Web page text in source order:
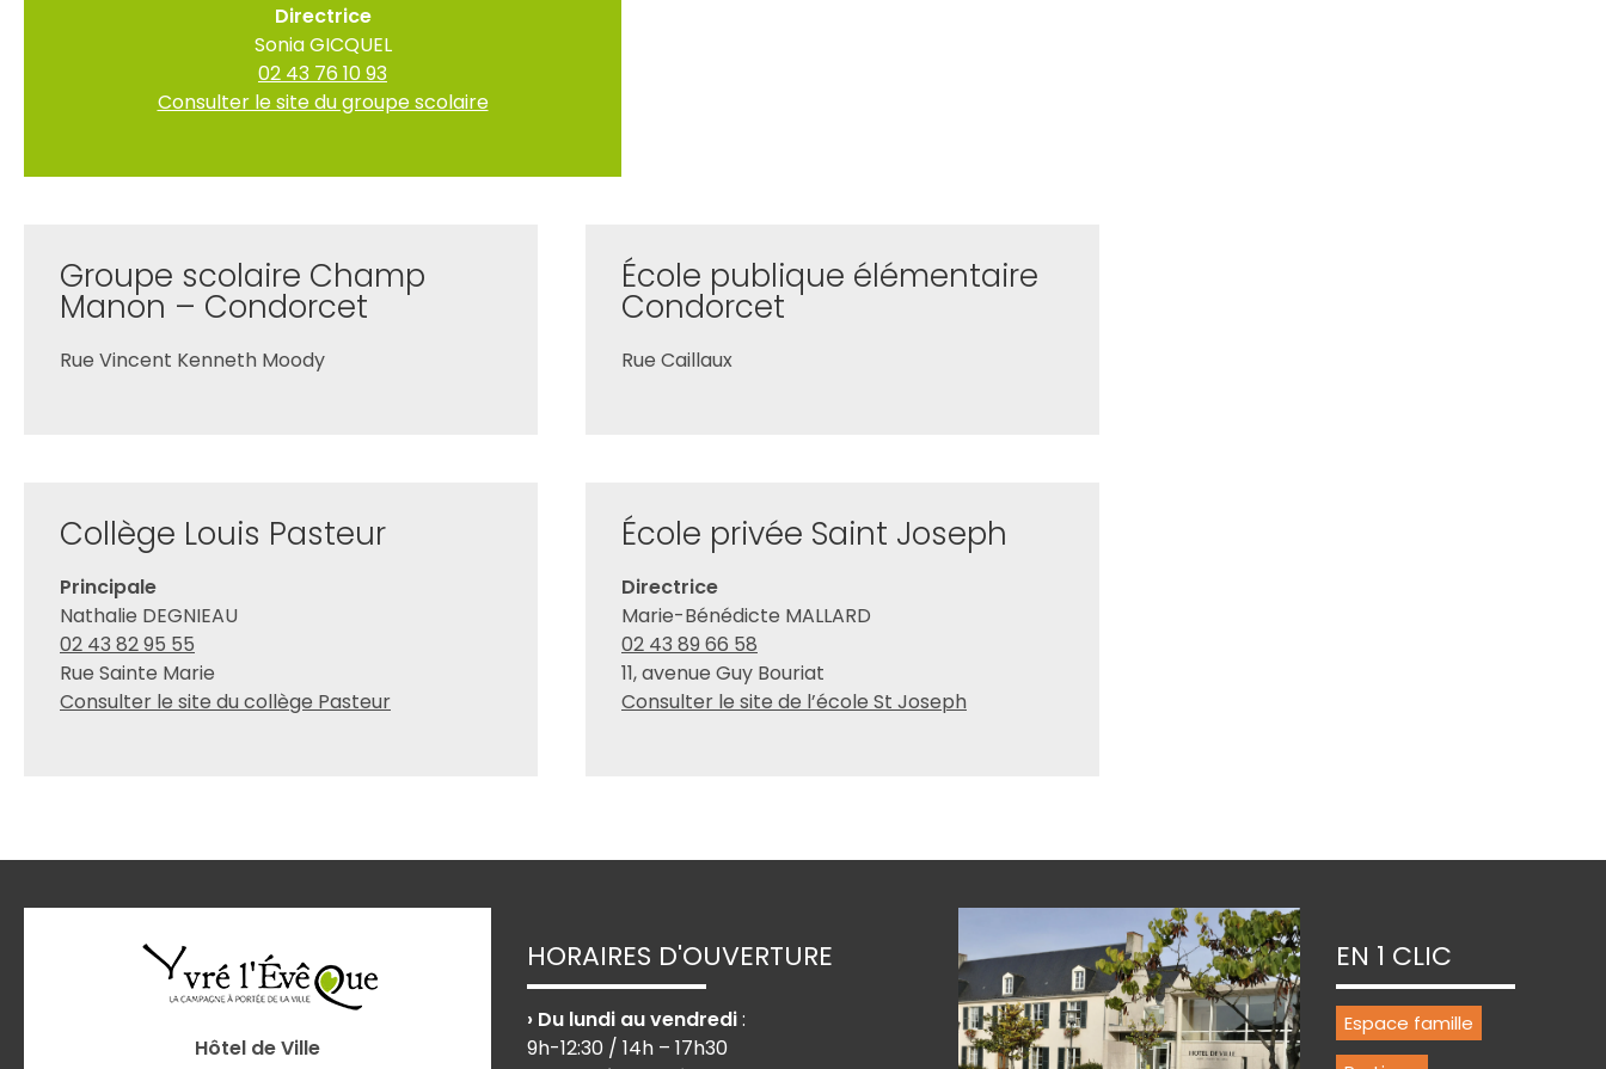
Directrice
Sonia GICQUEL
02 43 76 10 93
Consulter le site du groupe scolaire
Groupe scolaire Champ
Manon – Condorcet
Rue Vincent Kenneth Moody
École publique élémentaire
Condorcet
Rue Caillaux
Collège Louis Pasteur
Principale
Nathalie DEGNIEAU
02 43 82 95 55
Rue Sainte Marie
Consulter le site du collège Pasteur
École privée Saint Joseph
Directrice
Marie-Bénédicte MALLARD
02 43 89 66 58
11, avenue Guy Bouriat
Consulter le site de l’école St Joseph
Hôtel de Ville
HORAIRES D'OUVERTURE
› Du lundi au vendredi:
9h-12:30 / 14h – 17h30
EN 1 CLIC
Espace famille